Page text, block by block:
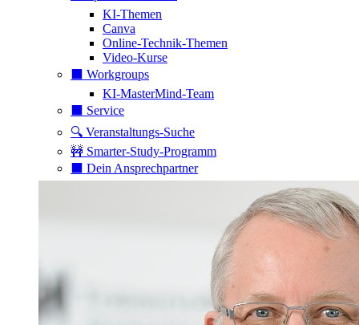
KI-Themen
Canva
Online-Technik-Themen
Video-Kurse
⬛️ Workgroups
KI-MasterMind-Team
⬛️ Service
🔍 Veranstaltungs-Suche
🚧 Smarter-Study-Programm
⬛️ Dein Ansprechpartner